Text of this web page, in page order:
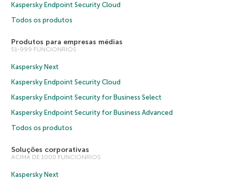
Kaspersky Endpoint Security Cloud
Todos os produtos
Produtos para empresas médias
51-999 FUNCIONRIOS
Kaspersky Next
Kaspersky Endpoint Security Cloud
Kaspersky Endpoint Security for Business Select
Kaspersky Endpoint Security for Business Advanced
Todos os produtos
Soluções corporativas
ACIMA DE 1000 FUNCIONRIOS
Kaspersky Next